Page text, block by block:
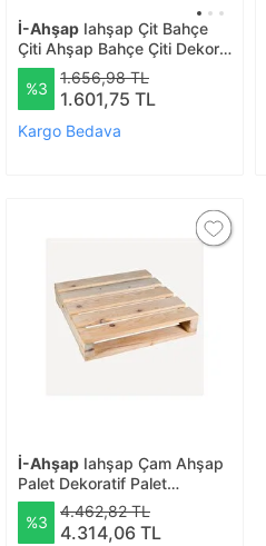
İ-Ahşap Iahşap Çit Bahçe
Çiti Ahşap Bahçe Çiti Dekor
Çit | Ebat-toprak Üstü 80
Cm
%3
1.656,98 TL
1.601,75 TL
Kargo Bedava
İ-Ahşap Iahşap Çam Ahşap
Palet Dekoratif Palet
Zımparalı Palet No:2 | Ebat-
60x100 Cm
%3
4.462,82 TL
4.314,06 TL